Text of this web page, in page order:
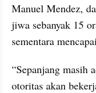
Manuel Mendez,
jiwa sebanyak 15
sementara
“Sepanjang masih
otoritas akan